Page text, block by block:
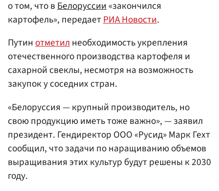
о том, что вБелоруссии«закончился
картофель», передаетРИА Новости.
Путинотметилнеобходимость укрепления
отечественного производства картофеля и
сахарной свеклы, несмотря на возможность
закупок у соседних стран.
«Белоруссия — крупный производитель, но
свою продукцию иметь тоже важно», — заявил
президент. Гендиректор ООО «Русид» Марк Гехт
сообщил, что задачи по наращиванию объемов
выращивания этих культур будут решены к 2030
году.